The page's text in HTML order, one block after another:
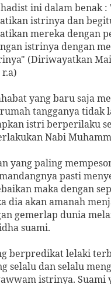
ini dalam benak
istrinya dan
mereka dengan
istrinya dengan
(Diriwayatkan
yang baru saja
tangganya tidak
istri berperilaku
Nabi
yang paling
pasti
maka dengan
dia akan amanah
gemerlap dunia
suami.
berpredikat lelaki
selalu dan selalu
istrinya. Suami